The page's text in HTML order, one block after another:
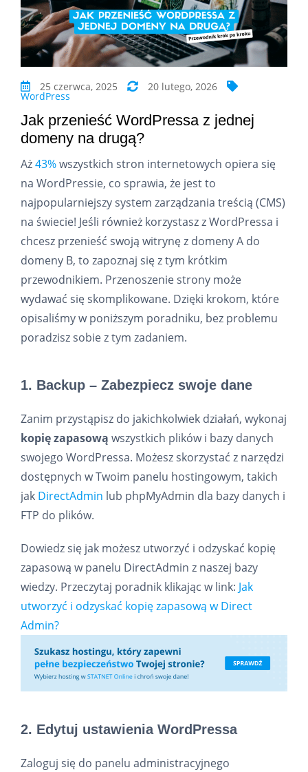
25 czerwca, 2025 20 lutego, 2026
WordPress
Jak przenieść WordPressa z jednej
domeny na drugą?
Aż43%wszystkich stron internetowych opiera się
na WordPressie, co sprawia, że jest to
najpopularniejszy system zarządzania treścią (CMS)
na świecie! Jeśli również korzystasz z WordPressa i
chcesz przenieść swoją witrynę z domeny A do
domeny B, to zapoznaj się z tym krótkim
przewodnikiem. Przenoszenie strony może
wydawać się skomplikowane. Dzięki krokom, które
opisaliśmy w poniższym poradniku, bez problemu
poradzisz sobie z tym zadaniem.
1. Backup – Zabezpiecz swoje dane
Zanim przystąpisz do jakichkolwiek działań, wykonaj
kopię zapasową wszystkich plików i bazy danych
swojego WordPressa. Możesz skorzystać z narzędzi
dostępnych w Twoim panelu hostingowym, takich
jak DirectAdmin lub phpMyAdmin dla bazy danych i
FTP do plików.
Dowiedz się jak możesz utworzyć i odzyskać kopię
zapasową w panelu DirectAdmin z naszej bazy
wiedzy. Przeczytaj poradnik klikając w link: Jak
utworzyć i odzyskać kopię zapasową w Direct
Admin?
2. Edytuj ustawienia WordPressa
Zaloguj się do panelu administracyjnego